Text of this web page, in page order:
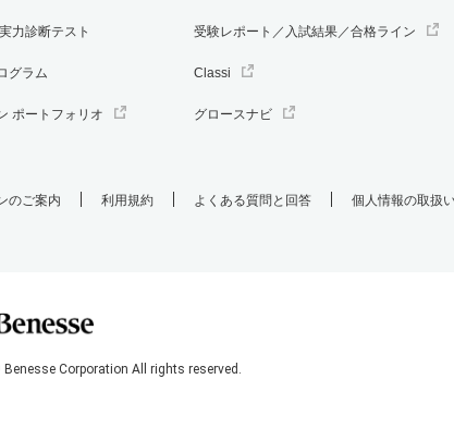
力診断テスト
グラム
ポートフォリオ
受験レポート／入試結果／合格ライン
Classi
グロースナビ
のご案内 利用規約 よくある質問と回答 個人情報の取扱
Corporation All rights reserved.